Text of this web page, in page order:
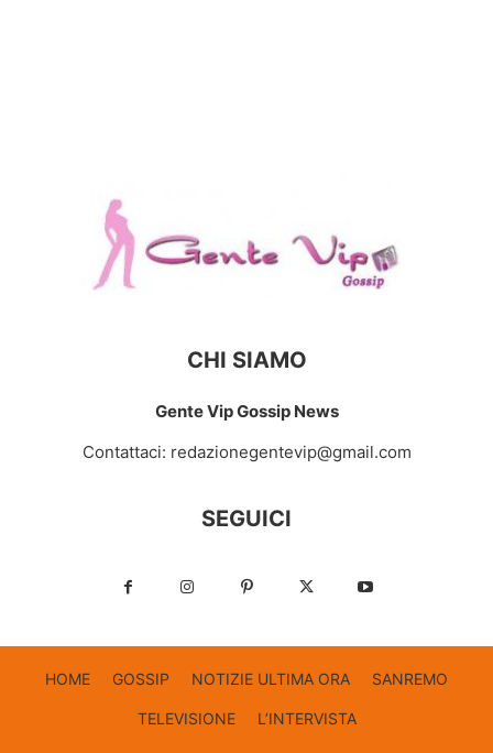
CHI SIAMO
Gente Vip Gossip News
Contattaci: redazionegentevip@gmail.com
SEGUICI
HOME GOSSIP NOTIZIE ULTIMA ORA SANREMO
TELEVISIONE L’INTERVISTA